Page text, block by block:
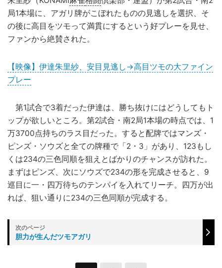
局1本場に、アガリ牌がこぼれたものの見逃しを選択、そ
の後に高目をツモって満貫にするという好プレーを見せ、
ファンから絶賛された。
【映像】伊達朱里紗、安目見逃し→高目ツモの大ファイン
プレー
第1試合で3着だった伊達は、勝ち抜けにはどうしてもト
ップが欲しいところ。第2試合・南2局1本場の時点では、1
万3700点持ちのラス目だった。すると配牌ではマンズ・
ピンズ・ソウズと全ての牌種で「2・3」があり、123もし
くは234の三色同順を狙えとばかりのチャンスが訪れた。
まずはピンズ、次にソウズで234の形を完成させると、9
巡目に一・四万待ちのテンパイを入れてリーチ。四万が出
れば、狙い通りに234の三色同順が完成する。
胆力が生んだツモアガリ